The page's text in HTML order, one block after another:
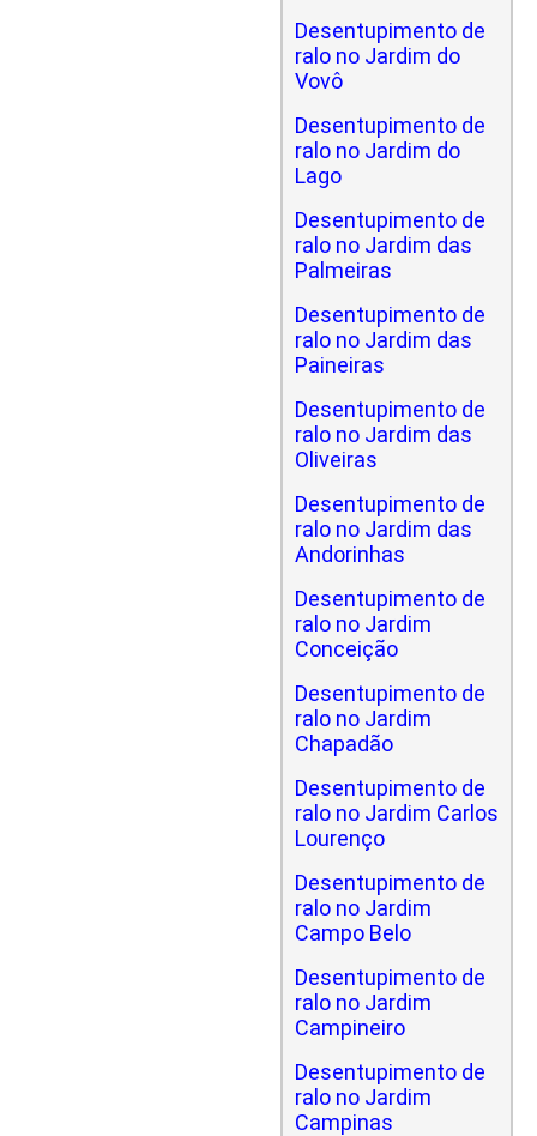
Desentupimento de
ralo no Jardim do
Vovô
Desentupimento de
ralo no Jardim do
Lago
Desentupimento de
ralo no Jardim das
Palmeiras
Desentupimento de
ralo no Jardim das
Paineiras
Desentupimento de
ralo no Jardim das
Oliveiras
Desentupimento de
ralo no Jardim das
Andorinhas
Desentupimento de
ralo no Jardim
Conceição
Desentupimento de
ralo no Jardim
Chapadão
Desentupimento de
ralo no Jardim Carlos
Lourenço
Desentupimento de
ralo no Jardim
Campo Belo
Desentupimento de
ralo no Jardim
Campineiro
Desentupimento de
ralo no Jardim
Campinas